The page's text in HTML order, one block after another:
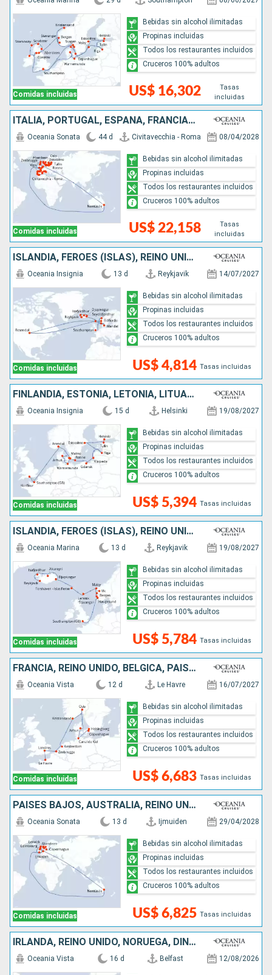
Comidas incluidas US$ 16,302
Tasas
incluidas
Bebidas sin alcohol ilimitadas
Propinas incluidas
Todos los restaurantes incluidos
Cruceros 100% adultos
ITALIA, PORTUGAL, ESPAÑA, FRANCIA, BÉLGICA, PAISES BAJOS, AUSTRALIA, REINO UNIDO, NORUEGA, DINAMARCA, ALEMANIA, POLONIA, LITUANIA, LETONIA, ESTONIA, SUECIA
Comidas incluidas
Oceania Sonata 44 d Civitavecchia - Roma 08/04/2028
US$ 22,158
Tasas
incluidas
Bebidas sin alcohol ilimitadas
Propinas incluidas
Todos los restaurantes incluidos
Cruceros 100% adultos
ISLANDIA, FÉROES (ISLAS), REINO UNIDO, NORUEGA
Comidas incluidas
Oceania Insignia 13 d Reykjavik 14/07/2027
US$ 4,814 Tasas incluidas
Bebidas sin alcohol ilimitadas
Propinas incluidas
Todos los restaurantes incluidos
Cruceros 100% adultos
FINLANDIA, ESTONIA, LETONIA, LITUANIA, POLONIA, SUECIA, ALEMANIA, DINAMARCA, NORUEGA, FRANCIA, REINO UNIDO
Comidas incluidas
Oceania Insignia 15 d Helsinki 19/08/2027
US$ 5,394 Tasas incluidas
Bebidas sin alcohol ilimitadas
Propinas incluidas
Todos los restaurantes incluidos
Cruceros 100% adultos
ISLANDIA, FÉROES (ISLAS), REINO UNIDO, NORUEGA
Comidas incluidas
Oceania Marina 13 d Reykjavik 19/08/2027
US$ 5,784 Tasas incluidas
Bebidas sin alcohol ilimitadas
Propinas incluidas
Todos los restaurantes incluidos
Cruceros 100% adultos
FRANCIA, REINO UNIDO, BÉLGICA, PAISES BAJOS, NORUEGA, DINAMARCA, ALEMANIA, SUECIA
Comidas incluidas
Oceania Vista 12 d Le Havre 16/07/2027
US$ 6,683 Tasas incluidas
Bebidas sin alcohol ilimitadas
Propinas incluidas
Todos los restaurantes incluidos
Cruceros 100% adultos
PAISES BAJOS, AUSTRALIA, REINO UNIDO, NORUEGA, DINAMARCA
Comidas incluidas
Oceania Sonata 13 d Ijmuiden 29/04/2028
US$ 6,825 Tasas incluidas
Bebidas sin alcohol ilimitadas
Propinas incluidas
Todos los restaurantes incluidos
Cruceros 100% adultos
IRLANDA, REINO UNIDO, NORUEGA, DINAMARCA, ALEMANIA
Oceania Vista 16 d Belfast 12/08/2026